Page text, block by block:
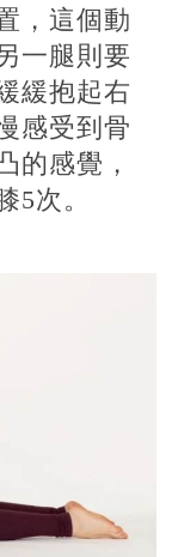
，這個動
一腿則要
緩抱起右
感受到骨
的感覺，
5次。